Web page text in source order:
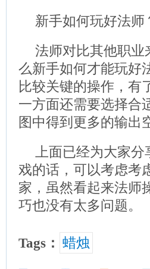
新手如何玩好法师
法师对比其他职业
么新手如何才能玩好
比较关键的操作，有
一方面还需要选择合
图中得到更多的输出
上面已经为大家
戏的话，可以考虑考
家，虽然看起来法师
巧也没有太多问题。
Tags： 蜡烛